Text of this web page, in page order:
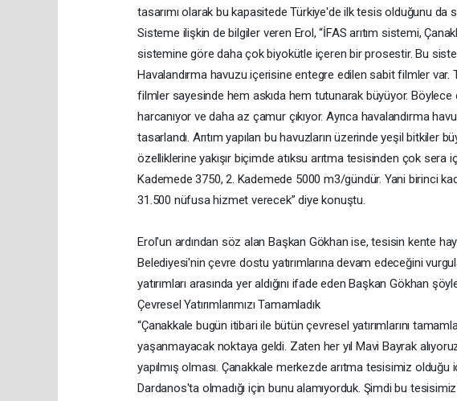
tasarımı olarak bu kapasitede Türkiye'de ilk tesis olduğunu da
Sisteme ilişkin de bilgiler veren Erol, “İFAS arıtım sistemi,
sistemine göre daha çok biyokütle içeren bir prosestir. Bu
Havalandırma havuzu içerisine entegre edilen sabit filmler var.
filmler sayesinde hem askıda hem tutunarak büyüyor. Böylece
harcanıyor ve daha az çamur çıkıyor. Ayrıca havalandırma
tasarlandı. Arıtım yapılan bu havuzların üzerinde yeşil bitkiler
özelliklerine yakışır biçimde atıksu arıtma tesisinden çok sera
Kademede 3750, 2. Kademede 5000 m3/gündür. Yani birinci
31.500 nüfusa hizmet verecek” diye konuştu.
Erol'un ardından söz alan Başkan Gökhan ise, tesisin kente
Belediyesi'nin çevre dostu yatırımlarına devam edeceğini
yatırımları arasında yer aldığını ifade eden Başkan Gökhan
Çevresel Yatırımlarımızı Tamamladık
“Çanakkale bugün itibari ile bütün çevresel yatırımlarını
yaşanmayacak noktaya geldi. Zaten her yıl Mavi Bayrak
yapılmış olması. Çanakkale merkezde arıtma tesisimiz
Dardanos'ta olmadığı için bunu alamıyorduk. Şimdi bu